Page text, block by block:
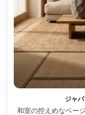
ジャ
和室の控えめなベー